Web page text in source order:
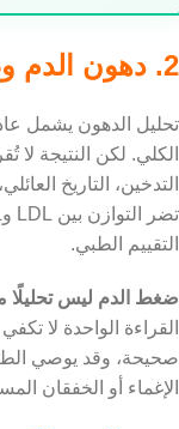
2. دهون الدم وضغط الدم وصحة القلب
الكلي. لكن النتيجة
التدخين، التاريخ
التقييم الطبي.
ضغط الدم ليس تحليلًا
القراءة الواحدة لا
صحيحة، وقد يوصي
الإغماء أو الخفقان